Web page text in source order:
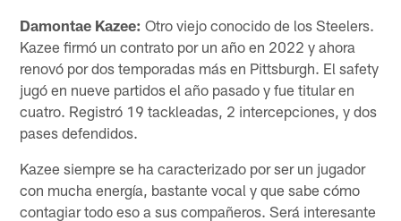
Damontae Kazee: Otro viejo conocido de los Steelers.
Kazee firmó un contrato por un año en 2022 y ahora
renovó por dos temporadas más en Pittsburgh. El safety
jugó en nueve partidos el año pasado y fue titular en
cuatro. Registró 19 tackleadas, 2 intercepciones, y dos
pases defendidos.
Kazee siempre se ha caracterizado por ser un jugador
con mucha energía, bastante vocal y que sabe cómo
contagiar todo eso a sus compañeros. Será interesante